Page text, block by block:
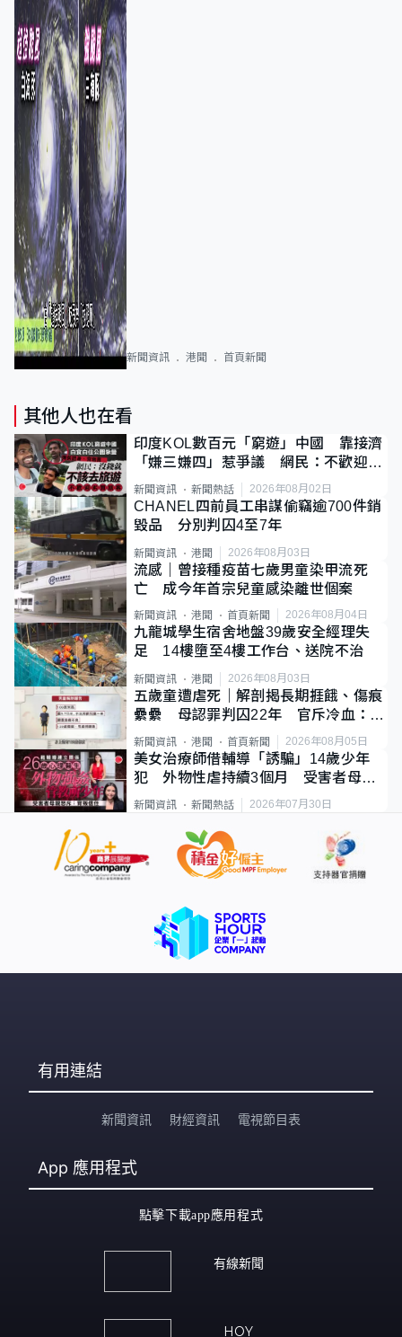
新聞資訊 港聞 首頁新聞
其他人也在看
印度KOL數百元「窮遊」中國 靠接濟
「嫌三嫌四」惹爭議 網民：不歡迎劣
質旅客
新聞資訊 新聞熱話 2026年08月02日
CHANEL四前員工串謀偷竊逾700件銷
毀品 分別判囚4至7年
新聞資訊 港聞 2026年08月03日
流感｜曾接種疫苗七歲男童染甲流死
亡 成今年首宗兒童感染離世個案
新聞資訊 港聞 首頁新聞 2026年08月04日
九龍城學生宿舍地盤39歲安全經理失
足 14樓墮至4樓工作台、送院不治
新聞資訊 港聞 2026年08月03日
五歲童遭虐死｜解剖揭長期捱餓、傷痕
纍纍 母認罪判囚22年 官斥冷血：同
類案最惡劣
新聞資訊 港聞 首頁新聞 2026年08月05日
美女治療師借輔導「誘騙」14歲少年
犯 外物性虐持續3個月 受害者母：
要保護其他人
新聞資訊 新聞熱話 2026年07月30日
有用連結
新聞資訊 財經資訊 電視節目表
App 應用程式
點擊下載app應用程式
有線新聞
HOY